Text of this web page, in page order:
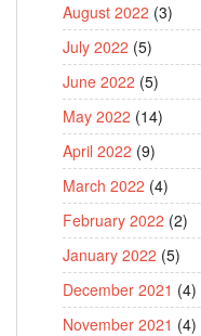
August 2022 (3)
July 2022 (5)
June 2022 (5)
May 2022 (14)
April 2022 (9)
March 2022 (4)
February 2022 (2)
January 2022 (5)
December 2021 (4)
November 2021 (4)